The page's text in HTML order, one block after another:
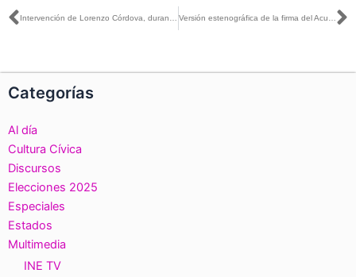
Ant
Categorías
Al día
Cultura Cívica
Discursos
Elecciones 2025
Especiales
Estados
Multimedia
INE TV